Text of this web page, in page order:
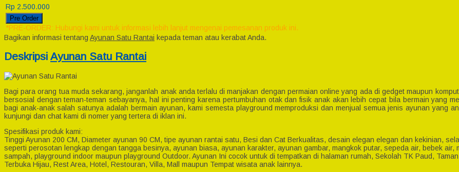
Rp 2.500.000
Pre Order
*PRE-ORDER: Hubungi kami untuk informasi lebih lanjut mengenai pemesanan produk ini.
Bagikan informasi tentang Ayunan Satu Rantai kepada teman atau kerabat Anda.
Deskripsi Ayunan Satu Rantai
Bagi para orang tua muda sekarang, janganlah anak anda terlalu di manjakan dengan permaian online yang ada di gedget maupun
bersosial dengan teman-teman sebayanya, hal ini penting karena pertumbuhan otak dan fisik anak akan lebih cepat bila bermain yang
bagi anak-anak salah satunya adalah bermain ayunan, kami semesta playground memproduksi dan menjual semua jenis ayunan yang
kunjungi dan chat kami di nomer yang tertera di iklan ini.
Spesifikasi produk kami:
Tinggi Ayunan 200 CM, Diameter ayunan 90 CM, tipe ayunan rantai satu, Besi dan Cat Berkualitas, desain elegan elegan dan kekinian,
seperti perosotan lengkap dengan tangga besinya, ayunan biasa, ayunan karakter, ayunan gambar, mangkok putar, sepeda air, bebek
sampah, playground indoor maupun playground Outdoor. Ayunan Ini cocok untuk di tempatkan di halaman rumah, Sekolah TK Paud,
Terbuka Hijau, Rest Area, Hotel, Restouran, Villa, Mall maupun Tempat wisata anak lainnya.